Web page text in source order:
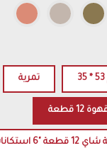
تمرية
قطعة
+ 6 صحون"